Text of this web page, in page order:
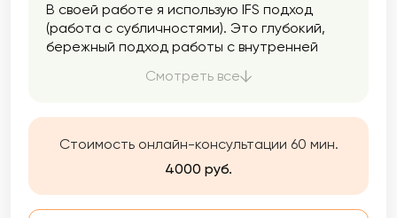
В своей работе я использую IFS подход
(работа с субличностями). Это глубокий,
бережный подход работы с внутренней
обнаружить устаревшие стратегии
жить в гармонии с собой и строить
здоровые отношения с другими, помогает
подходящие именно вам и если есть
травматический опыт, бережно его
отпустить. По сути это метод выстраивания
Смотреть все
Стоимость онлайн-консультации 60 мин.
4000 руб.